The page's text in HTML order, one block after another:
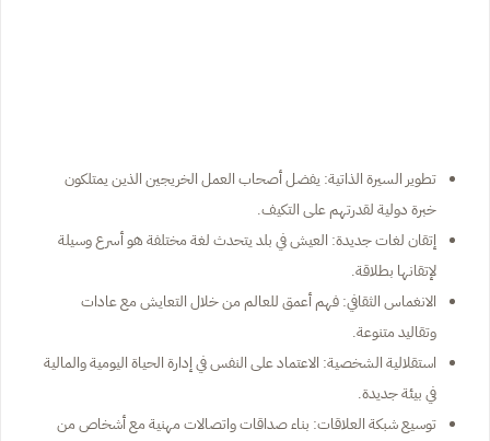
تطوير السيرة الذاتية: يفضل أصحاب العمل الخريجين الذين يمتلكون
خبرة دولية لقدرتهم على التكيف.
إتقان لغات جديدة: العيش في بلد يتحدث لغة مختلفة هو أسرع وسيلة
لإتقانها بطلاقة.
الانغماس الثقافي: فهم أعمق للعالم من خلال التعايش مع عادات
وتقاليد متنوعة.
استقلالية الشخصية: الاعتماد على النفس في إدارة الحياة اليومية والمالية
في بيئة جديدة.
توسيع شبكة العلاقات: بناء صداقات واتصالات مهنية مع أشخاص من